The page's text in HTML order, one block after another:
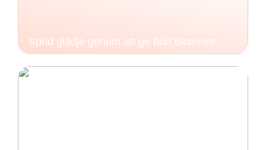
Sprid glädje genom att ge bort blommor